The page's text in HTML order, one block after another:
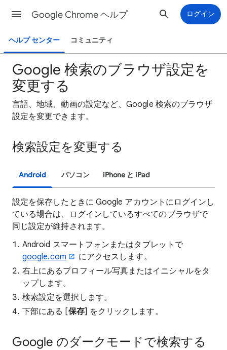
Google Chrome ヘルプ ログイン
ヘルプ センター コミュニティ
Google 検索のブラウザ設定を
変更する
言語、地域、動画の設定など、Google 検索のブラウザ
設定を変更できます。
検索設定を変更する
Android パソコン iPhone と iPad
設定を保存したときに Google アカウントにログインし
ている場合は、ログインしているすべてのブラウザで
同じ設定が維持されます。
Android スマートフォンまたはタブレットで
google.com
にアクセスします。
右上にあるプロフィール写真またはイニシャルをタ
ップします。
検索設定を選択します。
下部にある [保存] をクリックします。
Google のダークモードで検索する